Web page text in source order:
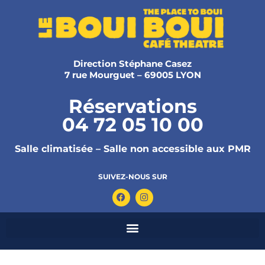
Direction Stéphane Casez
7 rue Mourguet – 69005 LYON
Réservations
04 72 05 10 00
Salle climatisée – Salle non accessible aux PMR
SUIVEZ-NOUS SUR